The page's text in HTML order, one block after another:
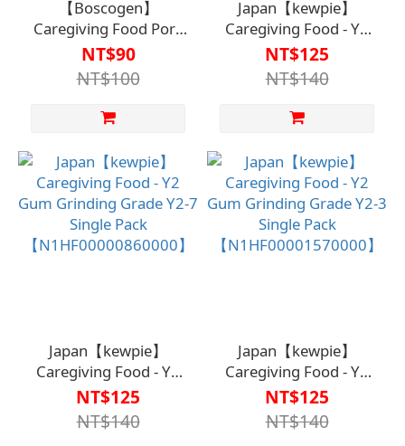
【Boscogen】
Caregiving Food Pork
and Potato Stew Single
Pack【N1HF00001070000】
NT$90
NT$100
Japan【kewpie】
Caregiving Food - Y2
Gum Grinding Grade
Single Pack
【N1HF00000850000】
NT$125
NT$140
Japan【kewpie】
Caregiving Food - Y2
Gum Grinding Grade
Y2-7 Single Pack
【N1HF00000860000】
NT$125
NT$140
Japan【kewpie】
Caregiving Food - Y2
Gum Grinding Grade
Y2-3 Single Pack
【N1HF00001570000】
NT$125
NT$140